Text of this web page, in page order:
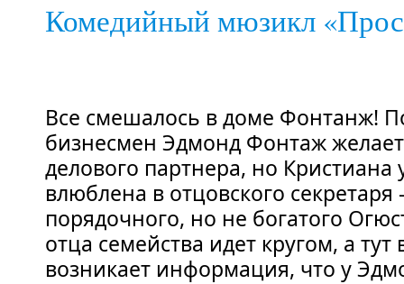
Комедийный мюзикл
Все смешалось в доме Фонтанж!
бизнесмен Эдмонд Фонтаж
делового партнера, но Кристиана
влюблена в отцовского секретаря
порядочного, но не богатого
отца семейства идет кругом, а
возникает информация, что у